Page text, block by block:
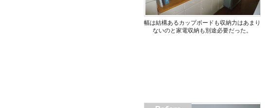
幅は結構あるカップボードも収納力はあまり
ないのと家電収納も別途必要だった。